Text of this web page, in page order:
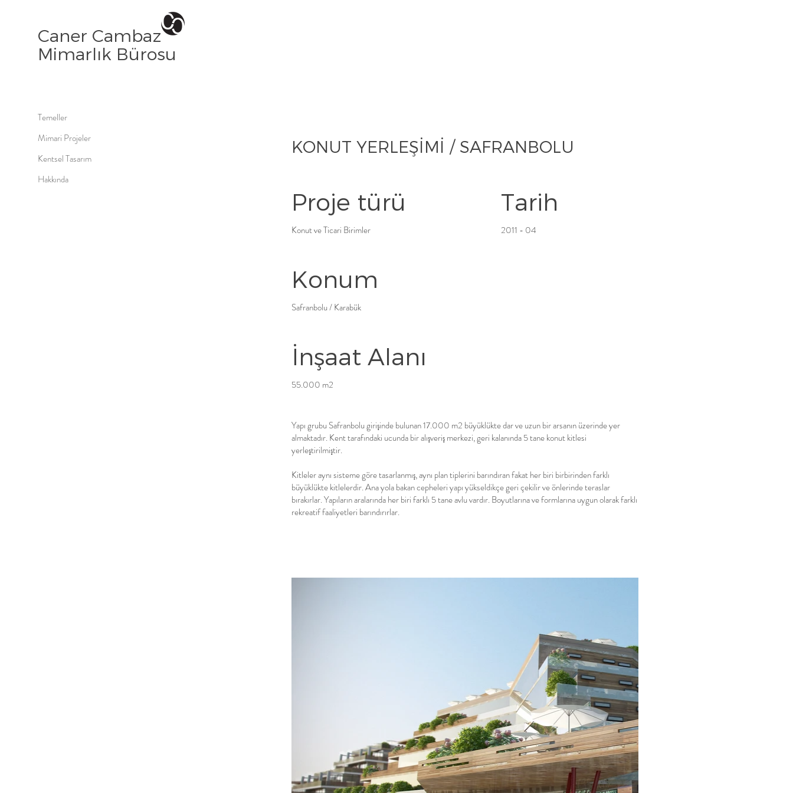
Temeller
Mimari Projeler
Kentsel Tasarım
Hakkında
Caner Cambaz
Mimarlık Bürosu
KONUT YERLEŞİMİ / SAFRANBOLU
Proje türü
Konut ve Ticari Birimler
Tarih
2011 - 04
Konum
Safranbolu / Karabük
İnşaat Alanı
55.000 m2
Yapı grubu Safranbolu girişinde bulunan 17.000 m2 büyüklükte dar ve uzun bir arsanın üzerinde yer
almaktadır. Kent tarafındaki ucunda bir alışveriş merkezi, geri kalanında 5 tane konut kitlesi
yerleştirilmiştir.
Kitleler aynı sisteme göre tasarlanmış, aynı plan tiplerini barındıran fakat her biri birbirinden farklı
büyüklükte kitlelerdir. Ana yola bakan cepheleri yapı yükseldikçe geri çekilir ve önlerinde teraslar
bırakırlar. Yapıların aralarında her biri farklı 5 tane avlu vardır. Boyutlarına ve formlarına uygun olarak farklı
rekreatif faaliyetleri barındırırlar.